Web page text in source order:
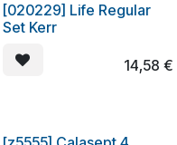
[020229] Life Regular
Set Kerr
14,58 €